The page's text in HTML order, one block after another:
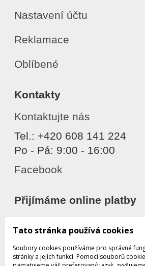
Nastavení účtu
Reklamace
Oblíbené
Kontakty
Kontaktujte nás
Tel.: +420 608 141 224
Po - Pá: 9:00 - 16:00
Facebook
Přijímáme online platby
Tato stránka používá cookies
Soubory cookies používáme pro správné
stránky a jejích funkcí. Pomocí souborů